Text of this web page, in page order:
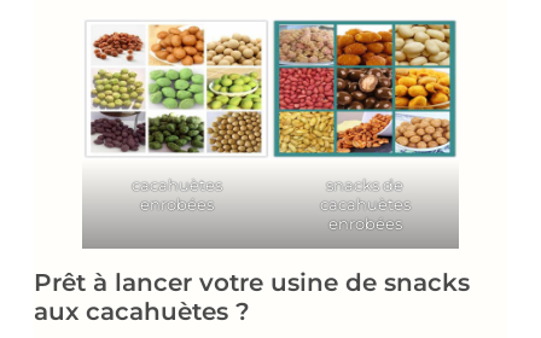
cacahuètes
enrobées
snacks de
cacahuètes
enrobées
Prêt à lancer votre usine de snacks
aux cacahuètes ?